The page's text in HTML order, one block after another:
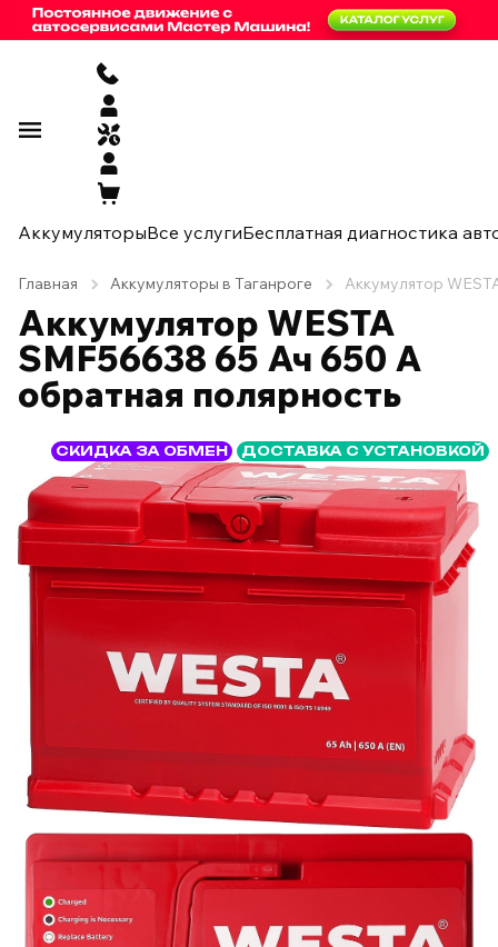
АккумуляторыВсе услугиБесплатная диагностика
Главная Аккумуляторы в Таганроге Аккумулятор
Аккумулятор WESTA
SMF56638 65 Ач 650 А
обратная полярность
СКИДКА ЗА ОБМЕН ДОСТАВКА С УСТАНОВКОЙ